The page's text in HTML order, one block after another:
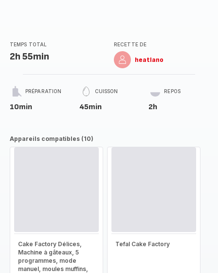
TEMPS TOTAL
2h 55min
RECETTE DE
heatlano
PRÉPARATION
10min
CUISSON
45min
REPOS
2h
Appareils compatibles (10)
Cake Factory Délices,
Machine à gâteaux, 5
programmes, mode
manuel, moules muffins,
Tefal Cake Factory